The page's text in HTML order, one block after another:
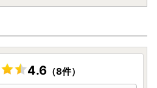
4.6 （8件）